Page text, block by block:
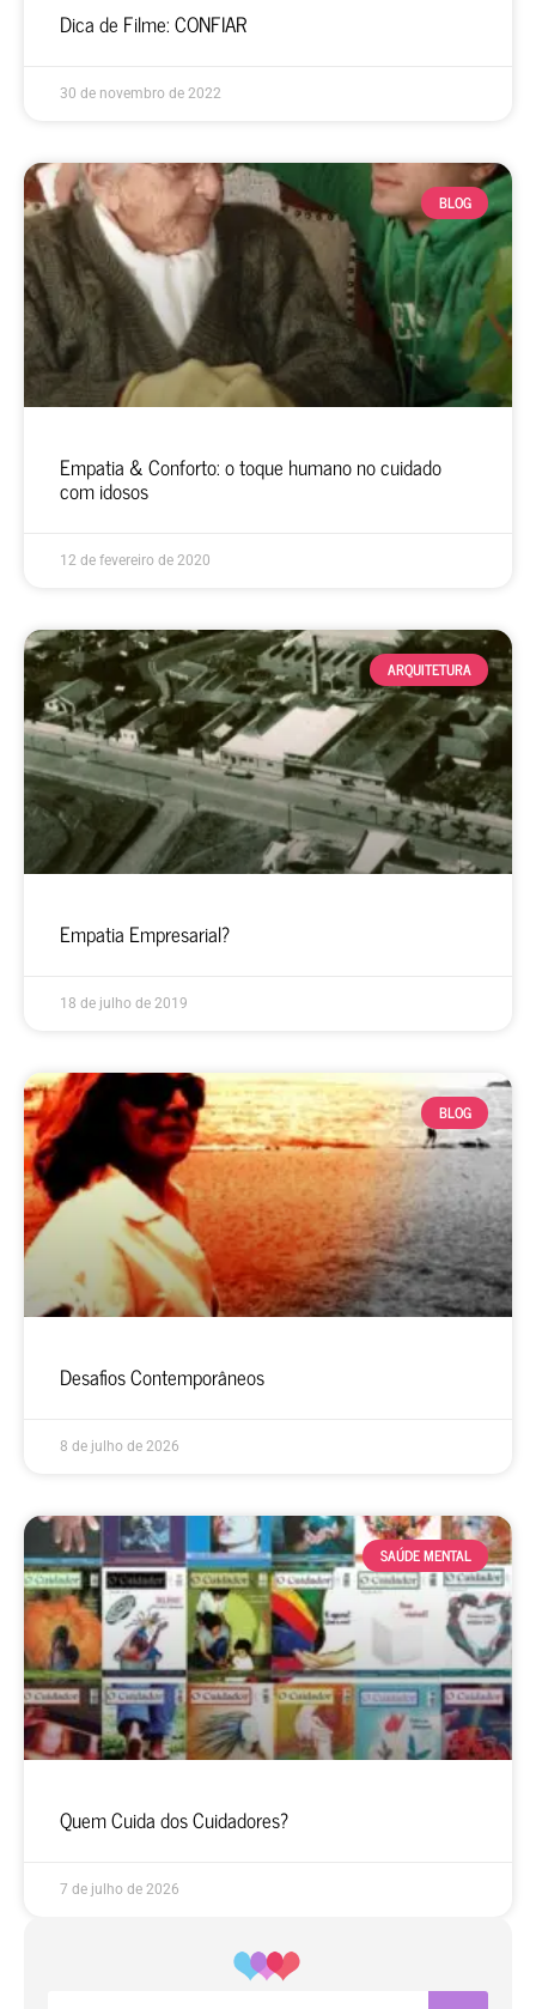
Dica de Filme: CONFIAR
30 de novembro de 2022
BLOG
Empatia & Conforto: o toque humano no cuidado
com idosos
12 de fevereiro de 2020
ARQUITETURA
Empatia Empresarial?
18 de julho de 2019
BLOG
Desafios Contemporâneos
8 de julho de 2026
SAÚDE MENTAL
Quem Cuida dos Cuidadores?
7 de julho de 2026